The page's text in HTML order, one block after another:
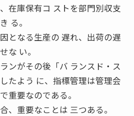
在庫保有コ ストを部門別収支
る。
となる生産の 遅れ、出荷の遅
な い。
ンがその後「バ ランスド・ス
たよう に、指標管理は管理会
重要なのである。
、重要なことは 三つある。